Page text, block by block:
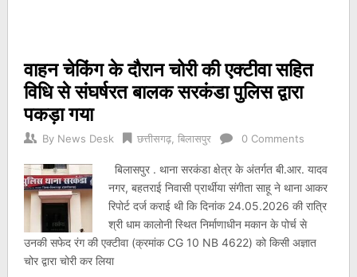
वाहन चेकिंग के दौरान चोरी की एक्टीवा सहित
विधि से संघर्षरत बालक सरकंडा पुलिस द्वारा
पकड़ा गया
By News Desk छत्तीसगढ़, बिलासपुर 0 Comments
बिलासपुर . थाना सरकंडा क्षेत्र के अंतर्गत बी.आर. यादव
नगर, बहतराई निवासी प्रार्थीया संगीता साहू ने थाना आकर
रिपोर्ट दर्ज कराई थी कि दिनांक 24.05.2026 की रात्रि
श्री धाम कालोनी स्थित निर्माणाधीन मकान के पोर्च से
उनकी सफेद रंग की एक्टीवा (क्रमांक CG 10 NB 4622) को किसी अज्ञात
चोर द्वारा चोरी कर लिया